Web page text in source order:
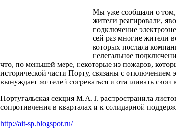
Мы уже сообщали о
жители реагировали,
подключение
сей раз многие жители
которых послала
нелегальное
что, по меньшей мере, некоторые из пожаров,
исторической части Порту, связаны с отключением
вынуждает жителей согреваться и отапливать
Португальская секция М.А.Т. распространила
сопротивления в кварталах и к солидарной
http://ait-sp.blogspot.ru/